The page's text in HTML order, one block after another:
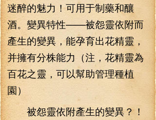
迷醉的魅力！可用于制藥和釀
酒。變異特性——被怨靈依附而
產生的變異，能孕育出花精靈，
并擁有分株能力（注，花精靈為
百花之靈，可以幫助管理種植
園）
被怨靈依附產生的變異？！